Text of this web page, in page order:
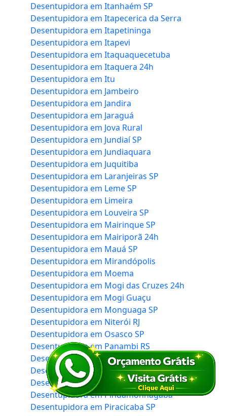
Desentupidora em Itanhaém SP
Desentupidora em Itapecerica da Serra
Desentupidora em Itapetininga
Desentupidora em Itapevi
Desentupidora em Itaquaquecetuba
Desentupidora em Itaquera 24h
Desentupidora em Itu
Desentupidora em Jambeiro
Desentupidora em Jandira
Desentupidora em Jaraguá
Desentupidora em Jova Rural
Desentupidora em Jundiaí SP
Desentupidora em Jundiaquara
Desentupidora em Juquitiba
Desentupidora em Laranjeiras SP
Desentupidora em Leme SP
Desentupidora em Limeira
Desentupidora em Louveira SP
Desentupidora em Mairinque SP
Desentupidora em Mairiporã 24h
Desentupidora em Mauá SP
Desentupidora em Mirandópolis
Desentupidora em Moema
Desentupidora em Mogi das Cruzes 24h
Desentupidora em Mogi Guaçu
Desentupidora em Monguaga SP
Desentupidora em Niterói RJ
Desentupidora em Osasco SP
Desentupidora em Panambi RS
Desentupidora em Paraisópolis SP 24h
Desentupidora em Peruíbe SP
Desentupidora em Piedade
Desentupidora em Pindamonhagaba
Desentupidora em Piracicaba SP